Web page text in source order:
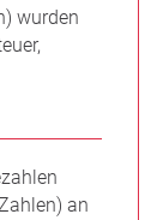
wurden
an